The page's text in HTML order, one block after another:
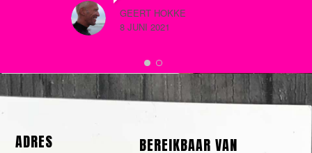
GEERT HOKKE
8 JUNI 2021
MARINA
8 JUNI
ADRES BEREIKBAAR VAN